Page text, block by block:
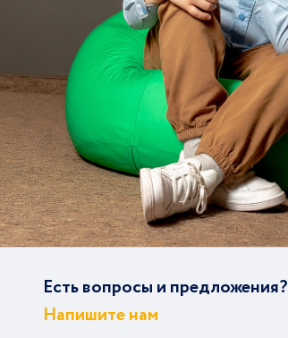
Есть вопросы и предложения?
Напишите нам